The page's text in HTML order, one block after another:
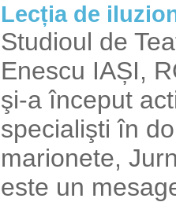
Lecția de
Studioul de
Enescu IAȘI,
şi-a început
specialişti în
marionete,
este un